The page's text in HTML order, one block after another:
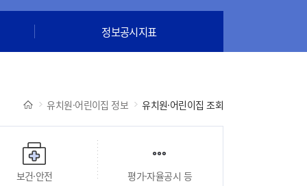
정보공시지표
유치원·어린이집 정보 유치원·어린이집 조회
보건·안전 평가·자율공시 등